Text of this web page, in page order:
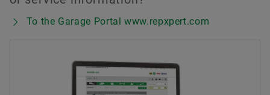
To the Garage Portal www.repxpert.com